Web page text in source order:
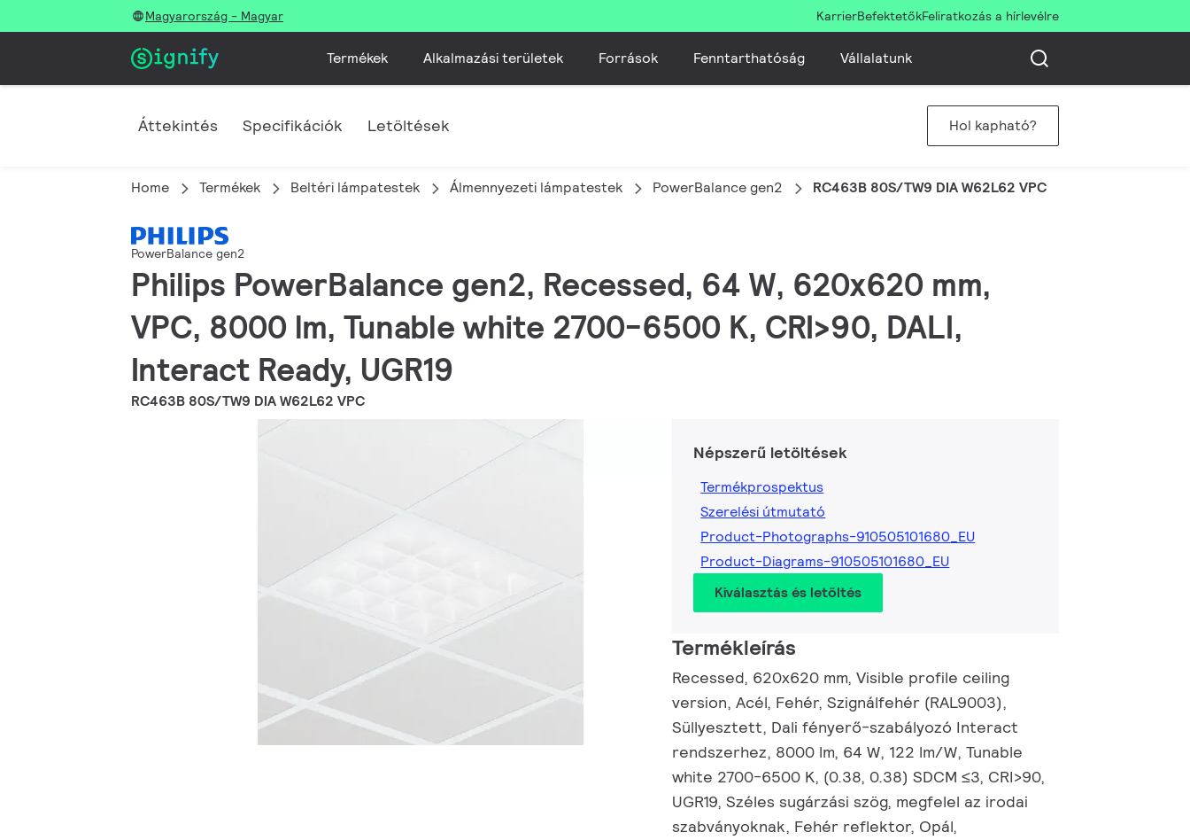
Magyarország - Magyar KarrierBefektetőkFeliratkozás a hírlevélre
Termékek Alkalmazási területek Források Fenntarthatóság Vállalatunk
Áttekintés Specifikációk Letöltések Hol kapható?
Home Termékek Beltéri lámpatestek Álmennyezeti lámpatestek​ PowerBalance gen2 RC463B 80S/TW9 DIA W62L62 VPC
PowerBalance gen2
Philips PowerBalance gen2, Recessed, 64 W, 620x620 mm,
VPC, 8000 lm, Tunable white 2700-6500 K, CRI>90, DALI,
Interact Ready, UGR19
RC463B 80S/TW9 DIA W62L62 VPC
Népszerű letöltések
Termékprospektus
Szerelési útmutató
Product-Photographs-910505101680_EU
Product-Diagrams-910505101680_EU
Kiválasztás és letöltés
Termékleírás
Recessed, 620x620 mm, Visible profile ceiling
version, Acél, Fehér, Szignálfehér (RAL9003),
Süllyesztett, Dali fényerő-szabályozó Interact
rendszerhez, 8000 lm, 64 W, 122 lm/W, Tunable
white 2700-6500 K, (0.38, 0.38) SDCM ≤3, CRI>90,
UGR19, Széles sugárzási szög, megfelel az irodai
szabványoknak, Fehér reflektor, Opál,